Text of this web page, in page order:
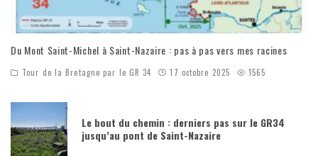
Du Mont Saint-Michel à Saint-Nazaire : pas à pas vers mes racines
Tour de la Bretagne par le GR 34 17 octobre 2025 1565
Le bout du chemin : derniers pas sur le GR34
jusqu’au pont de Saint-Nazaire